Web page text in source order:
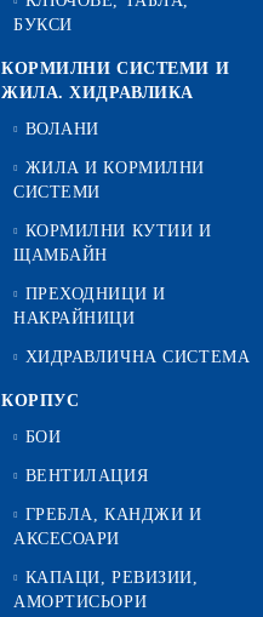
БУКСИ
КОРМИЛНИ СИСТЕМИ И
ЖИЛА. ХИДРАВЛИКА
ВОЛАНИ
ЖИЛА И КОРМИЛНИ
СИСТЕМИ
КОРМИЛНИ КУТИИ И
ЩАМБАЙН
ПРЕХОДНИЦИ И
НАКРАЙНИЦИ
ХИДРАВЛИЧНА СИСТЕМА
КОРПУС
БОИ
ВЕНТИЛАЦИЯ
ГРЕБЛА, КАНДЖИ И
АКСЕСОАРИ
КАПАЦИ, РЕВИЗИИ,
АМОРТИСЬОРИ